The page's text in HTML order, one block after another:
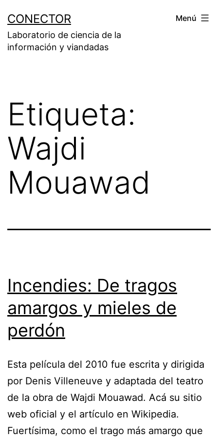
contenido
CONECTOR
Laboratorio de ciencia de la
información y viandadas
Menú
Etiqueta:
Wajdi
Mouawad
Incendies: De tragos
amargos y mieles de
perdón
Esta película del 2010 fue escrita y dirigida
por Denis Villeneuve y adaptada del teatro
de la obra de Wajdi Mouawad. Acá su sitio
web oficial y el artículo en Wikipedia.
Fuertísima, como el trago más amargo que